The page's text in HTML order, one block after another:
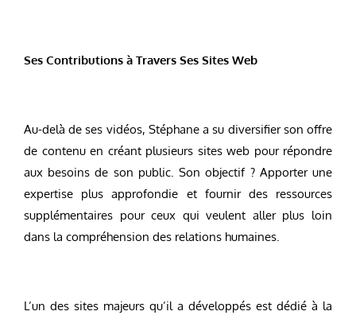
Ses Contributions à Travers Ses Sites Web
Au-delà de ses vidéos, Stéphane a su diversifier son offre
de contenu en créant plusieurs sites web pour répondre
aux besoins de son public. Son objectif ? Apporter une
expertise plus approfondie et fournir des ressources
supplémentaires pour ceux qui veulent aller plus loin
dans la compréhension des relations humaines.
L’un des sites majeurs qu’il a développés est dédié à la